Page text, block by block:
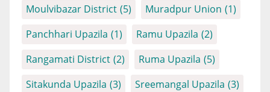
Moulvibazar District (5) Muradpur Union (1)
Panchhari Upazila (1) Ramu Upazila (2)
Rangamati District (2) Ruma Upazila (5)
Sitakunda Upazila (3) Sreemangal Upazila (3)